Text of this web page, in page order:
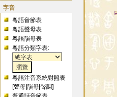
字音
粵語音節表
粵語聲母表
粵語韻母表
粵語分類字表:
粵語注音系統對照表
[聲母 |韻母 |聲調]